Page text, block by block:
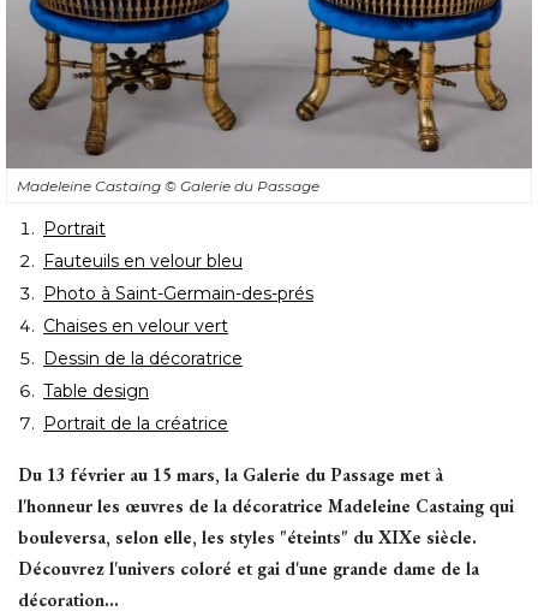
Madeleine Castaing © Galerie du Passage
Portrait
Fauteuils en velour bleu
Photo à Saint-Germain-des-prés
Chaises en velour vert
Dessin de la décoratrice
Table design
Portrait de la créatrice
Du 13 février au 15 mars, la Galerie du Passage met à
l'honneur les œuvres de la décoratrice Madeleine Castaing qui
bouleversa, selon elle, les styles "éteints" du XIXe siècle.
Découvrez l'univers coloré et gai d'une grande dame de la
décoration...